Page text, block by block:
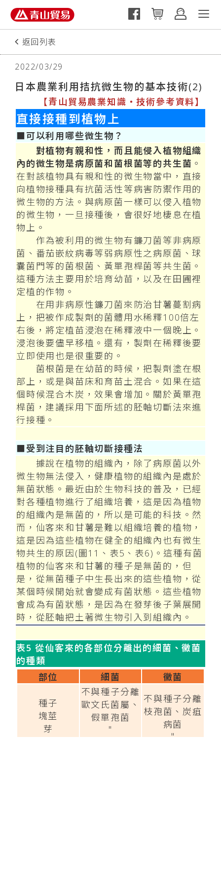
返回列表
2022/03/29
日本農業利用拮抗微生物的基本技術(2)
【青山貿易農業知識‧技術參考資料】
直接接種到植物上
■可以利用哪些微生物？
對植物有親和性，而且能侵入植物組織
內的微生物是病原菌和菌根菌等的共生菌 。
在對該植物具有親和性的微生物當中，直接
向植物接種具有抗菌活性等病害防禦作用的
微生物的方法。與病原菌一樣可以侵入植物
的微生物，一旦接種後，會很好地棲息在植
物上。
作為被利用的微生物有鐮刀菌等非病原
菌、番茄嵌紋病毒等弱病原性之病原菌、球
囊菌門等的菌根菌、黃單孢桿菌等共生菌。
這種方法主要用於培育幼苗，以及在田圃裡
定植的作物。
在用非病原性鐮刀菌來防治甘薯蔓割病
上，把被作成製劑的菌體用水稀釋100倍左
右後，將定植苗浸泡在稀釋液中一個晚上。
浸泡後要儘早移植。還有，製劑在稀釋後要
立即使用也是很重要的。
菌根菌是在幼苗的時候，把製劑塗在根
部上，或是與苗床和育苗土混合。如果在這
個時候混合木炭，效果會增加。關於黃單孢
桿菌，建議採用下面所述的胚軸切斷法來進
行接種。
■受到注目的胚軸切斷接種法
據說在植物的組織內，除了病原菌以外
微生物無法侵入，健康植物的組織內是處於
無菌狀態。最近由於生物科技的普及，已經
對各種植物進行了組織培養，這是因為植物
的組織內是無菌的，所以是可能的科技。然
而，仙客來和甘薯是難以組織培養的植物，
這是因為這些植物在健全的組織內也有微生
物共生的原因(圖11、表5、表6)。這種有菌
植物的仙客來和甘薯的種子是無菌的，但
是，從無菌種子中生長出來的這些植物，從
某個時候開始就會變成有菌狀態。這些植物
會成為有菌狀態，是因為在發芽後子葉展開
時，從胚軸把土著微生物引入到組織內。
表5 從仙客來的各部位分離出的細菌、黴菌
的種類
部位
細菌 黴菌
種子
塊莖
芽
不與種子分離
歐文氏菌屬、
假單孢菌
"
不與種子分離
枝孢菌、炭疽
病菌
"